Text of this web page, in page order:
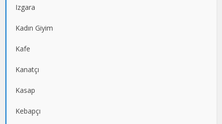
Izgara
Kadın Giyim
Kafe
Kanatçı
Kasap
Kebapçı